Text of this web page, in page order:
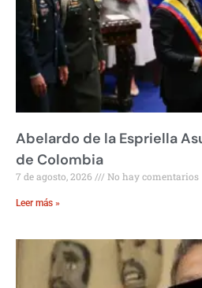
Abelardo de la Espriella
de Colombia
7 de agosto, 2026 No hay comentarios
Leer más »